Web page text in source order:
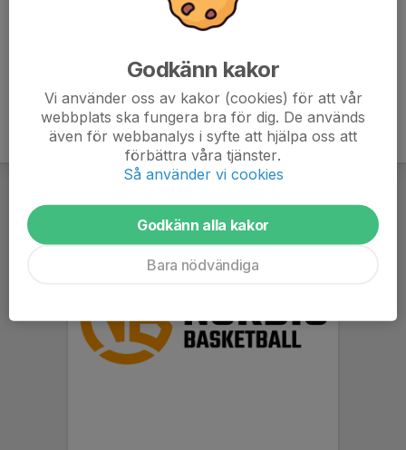
Godkänn kakor
Vi använder oss av kakor (cookies) för att vår
webbplats ska fungera bra för dig. De används
även för webbanalys i syfte att hjälpa oss att
förbättra våra tjänster.
Så använder vi cookies
Godkänn alla kakor
Bara nödvändiga